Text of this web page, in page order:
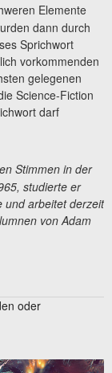
Elemente
dann durch
Sprichwort
vorkommenden
gelegenen
Science-Fiction
darf
Stimmen in der
studierte er
und arbeitet derzeit
von Adam
oder